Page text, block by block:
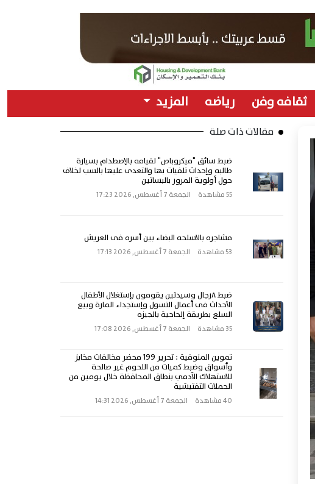
ثقافه وفن رياضه المزيد
مقالات ذات صلة
ضبط سائق "ميكروباص" لقيامه بالإصطدام بسيارة
طالبه وإحداث تلفيات بها والتعدى عليها بالسب لخلاف
حول أولوية المرور بالبساتين
55 مشاهدة الجمعة 7 أغسطس, 2026 17:23
مشاجره بالاسلحه البضاء بين أسره فى العريش
53 مشاهدة الجمعة 7 أغسطس, 2026 17:13
ضبط ٨رجال وسيدتين يقومون بإستغلال الأطفال
الأحداث فى أعمال التسول وإستجداء المارة وبيع
السلع بطريقة إلحاحية بالجيزه
35 مشاهدة الجمعة 7 أغسطس, 2026 17:08
تموين المنوفية : تحرير 199 محضر مخالفات مخابز
وأسواق وضبط كميات من اللحوم غير صالحة
للاستهلاك الآدمي بنطاق المحافظة خلال يومين من
الحملات التفتيشية
40 مشاهدة الجمعة 7 أغسطس, 2026 14:31